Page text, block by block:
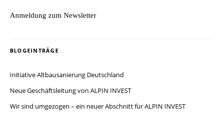
Anmeldung zum Newsletter
BLOGEINTRÄGE
Initiative Altbausanierung Deutschland
Neue Geschäftsleitung von ALPIN INVEST
Wir sind umgezogen – ein neuer Abschnitt für ALPIN INVEST